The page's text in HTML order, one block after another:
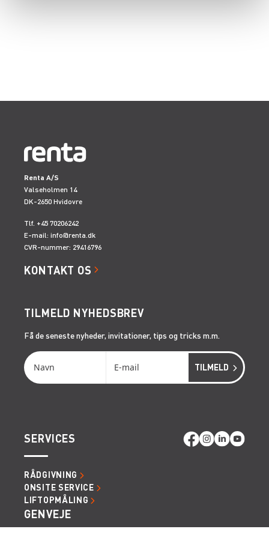
Renta A/S
Valseholmen 14
DK-2650 Hvidovre
Tlf. +45 70206242
E-mail: info@renta.dk
CVR-nummer: 29416796
KONTAKT OS
TILMELD NYHEDSBREV
Få de seneste nyheder, invitationer, tips og tricks m.m.
SERVICES
RÅDGIVNING
ONSITE SERVICE
LIFTOPMÅLING
GENVEJE